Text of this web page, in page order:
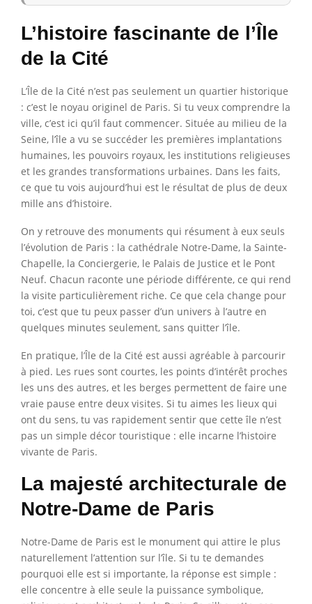
L’histoire fascinante de l’Île
de la Cité
L’Île de la Cité n’est pas seulement un quartier historique
: c’est le noyau originel de Paris. Si tu veux comprendre la
ville, c’est ici qu’il faut commencer. Située au milieu de la
Seine, l’île a vu se succéder les premières implantations
humaines, les pouvoirs royaux, les institutions religieuses
et les grandes transformations urbaines. Dans les faits,
ce que tu vois aujourd’hui est le résultat de plus de deux
mille ans d’histoire.
On y retrouve des monuments qui résument à eux seuls
l’évolution de Paris : la cathédrale Notre-Dame, la Sainte-
Chapelle, la Conciergerie, le Palais de Justice et le Pont
Neuf. Chacun raconte une période différente, ce qui rend
la visite particulièrement riche. Ce que cela change pour
toi, c’est que tu peux passer d’un univers à l’autre en
quelques minutes seulement, sans quitter l’île.
En pratique, l’Île de la Cité est aussi agréable à parcourir
à pied. Les rues sont courtes, les points d’intérêt proches
les uns des autres, et les berges permettent de faire une
vraie pause entre deux visites. Si tu aimes les lieux qui
ont du sens, tu vas rapidement sentir que cette île n’est
pas un simple décor touristique : elle incarne l’histoire
vivante de Paris.
La majesté architecturale de
Notre-Dame de Paris
Notre-Dame de Paris est le monument qui attire le plus
naturellement l’attention sur l’île. Si tu te demandes
pourquoi elle est si importante, la réponse est simple :
elle concentre à elle seule la puissance symbolique,